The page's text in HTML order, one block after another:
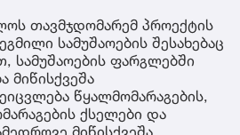
თავმჯდომარემ პროექტის
სამუშაოების შესახებაც
სამუშაოების ფარგლებში
მიწისქვეშა
წყალმომარაგების,
ქსელები და